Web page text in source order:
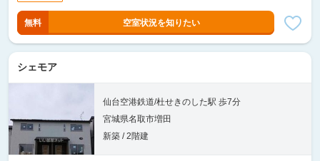
無料 空室状況を知りたい
シェモア
仙台空港鉄道/杜せきのした駅 歩7分
宮城県名取市増田
新築 / 2階建